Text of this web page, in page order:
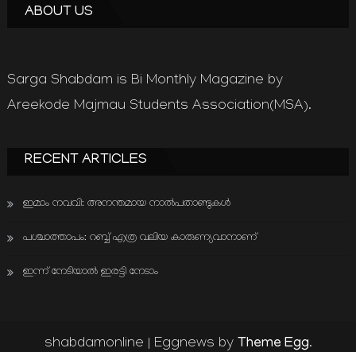
ABOUT US
Sarga Shabdam is Bi Monthly Magazine by
Areekode Majmau Students Association(MSA).
RECENT ARTICLES
ഇമാം നവവി: അനന്തമായ നാൽപതാണ്ടുകൾ
പശ്ചാത്താപം: റബ്ബ് എത്ര വലിയ കാരുണ്യവാനാണ്
ഇന്ന് നേടിയാൽ ഇരട്ടി നേടാം
shabdamonline Eggnews by Theme Egg.